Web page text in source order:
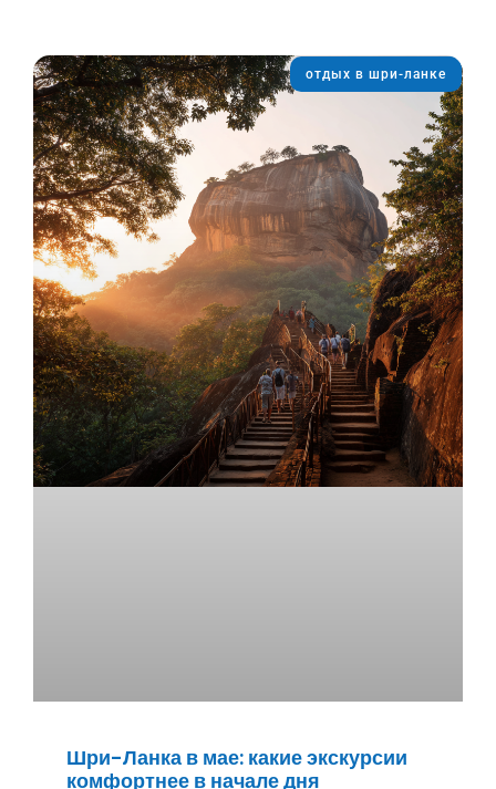
отдых в шри-ланке
Шри-Ланка в мае: какие экскурсии
комфортнее в начале дня